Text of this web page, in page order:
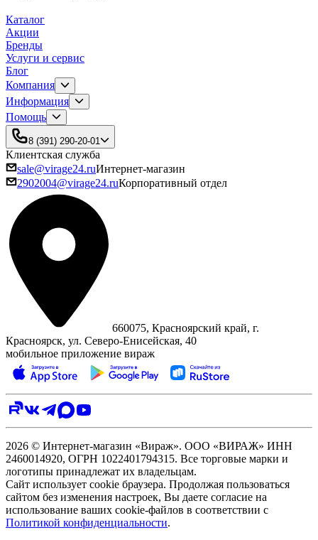
Каталог
Акции
Бренды
Услуги и сервис
Блог
Компания
Информация
Помощь
8 (391) 290-20-01
Клиентская служба
sale@virage24.ruИнтернет-магазин
2902004@virage24.ruКорпоративный отдел
660075, Красноярский край, г.
Красноярск, ул. Северо‑Енисейская, 40
мобильное приложение вираж
2026 © Интернет-магазин «Вираж». ООО «ВИРАЖ» ИНН
2460014920, ОГРН 1022401794315. Все торговые марки и
логотипы принадлежат их владельцам.
Сайт использует cookie браузера. Продолжая пользоваться
сайтом без изменения настроек, Вы даете согласие на
использование ваших cookie-файлов в соответствии с
Политикой конфиденциальности.